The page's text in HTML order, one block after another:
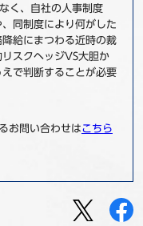
く、自社の人事制度
同制度により何がした
給にまつわる近時の裁
スクヘッジVS大胆か
で判断することが必要
お問い合わせはこちら